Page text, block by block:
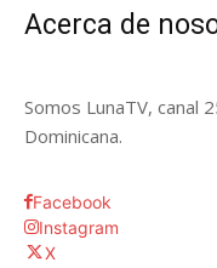
Acerca de
Somos LunaTV, canal
Dominicana.
Facebook
Instagram
X